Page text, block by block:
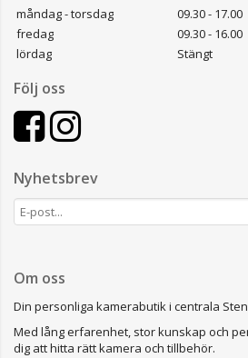
måndag - torsdag
09.30 - 17.00
fredag
09.30 - 16.00
lördag
Stängt
Följ oss
Nyhetsbrev
Om oss
Din personliga kamerabutik i centrala
Med lång erfarenhet, stor kunskap och
dig att hitta rätt kamera och tillbehör.